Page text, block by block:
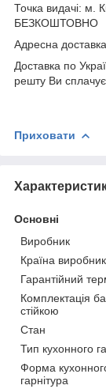
Точка видачі: м.
БЕЗКОШТОВНО
Адресна
Доставка по
решту Ви
Приховати
Основні
Виробник
Країна виробник
Гарантійний
Комплектація
стійкою
Стан
Тип кухонного
Форма
гарнітура